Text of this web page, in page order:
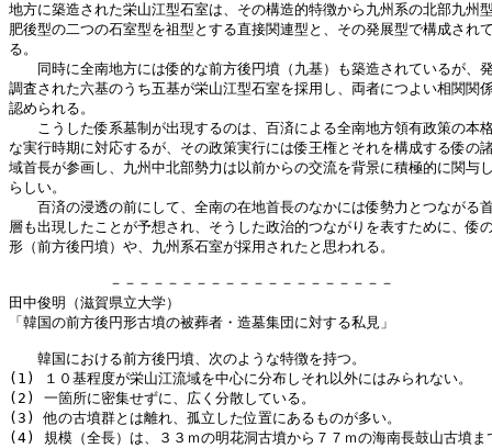
地方に築造された栄山江型石室は、その構造的特徴から九州系の北部九州
肥後型の二つの石室型を祖型とする直接関連型と、その発展型で構成され
る。
同時に全南地方には倭的な前方後円墳（九基）も築造されているが、
調査された六基のうち五基が栄山江型石室を採用し、両者につよい相関関
認められる。
こうした倭系墓制が出現するのは、百済による全南地方領有政策の本
な実行時期に対応するが、その政策実行には倭王権とそれを構成する倭の
域首長が参画し、九州中北部勢力は以前からの交流を背景に積極的に関与
らしい。
百済の浸透の前にして、全南の在地首長のなかには倭勢力とつながる
層も出現したことが予想され、そうした政治的つながりを表すために、倭
形（前方後円墳）や、九州系石室が採用されたと思われる。
－－－－－－－－－－－－－－－－－－－－
田中俊明（滋賀県立大学）
「韓国の前方後円形古墳の被葬者・造墓集団に対する私見」
韓国における前方後円墳、次のような特徴を持つ。
(1) １０基程度が栄山江流域を中心に分布しそれ以外にはみられない。
(2) 一箇所に密集せずに、広く分散している。
(3) 他の古墳群とは離れ、孤立した位置にあるものが多い。
(4) 規模（全長）は、３３ｍの明花洞古墳から７７ｍの海南長鼓山古墳ま